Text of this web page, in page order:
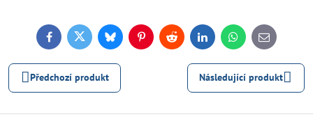
FacebookTwitterBlueskyPinterestReddit LinkedInWhatsApp
E-
mail
Předchozí produkt Následující produkt